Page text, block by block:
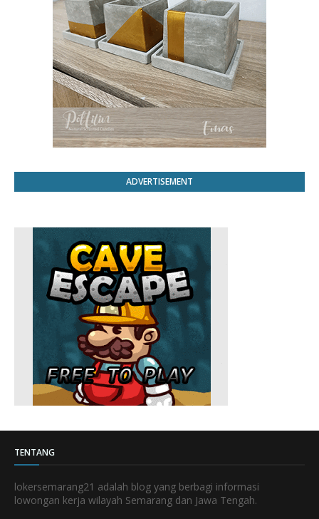
ADVERTISEMENT
TENTANG
lokersemarang21 adalah blog yang berbagi informasi
lowongan kerja wilayah Semarang dan Jawa Tengah.